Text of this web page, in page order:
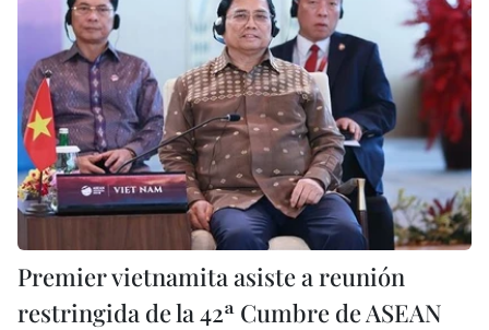
Premier vietnamita asiste a reunión
restringida de la 42ª Cumbre de ASEAN